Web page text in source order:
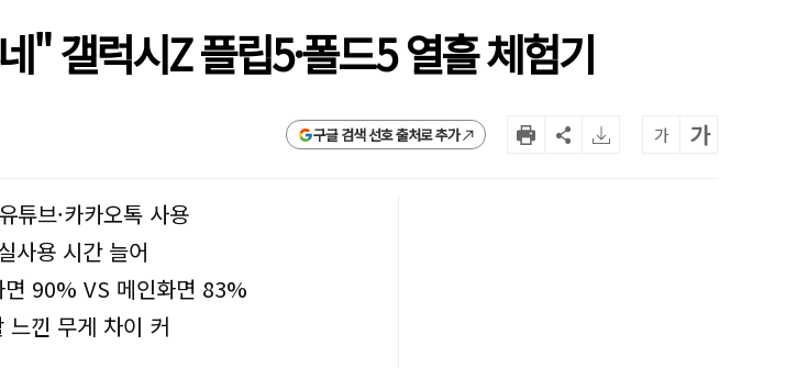
" 갤럭시Z 플립5·폴드5 열흘 체험기
구글 검색 선호 출처로 추가 가 가
튜브·카카오톡 사용
사용 시간 늘어
90% VS 메인화면 83%
낀 무게 차이 커